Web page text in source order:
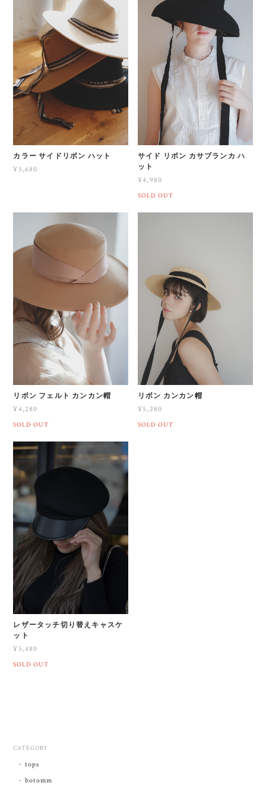
カラー サイドリボン ハット
¥5,680
サイド リボン カサブランカ ハ
ット
¥4,980
SOLD OUT
リボン フェルト カンカン帽
¥4,280
SOLD OUT
リボン カンカン帽
¥5,280
SOLD OUT
レザータッチ切り替えキャスケ
ット
¥5,480
SOLD OUT
CATEGORY
tops
botomm